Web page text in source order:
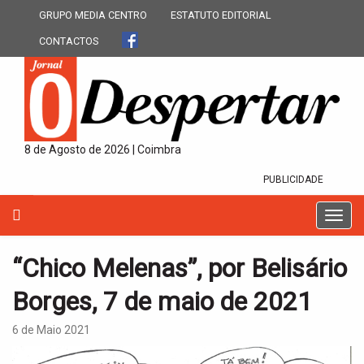
GRUPO MEDIA CENTRO ESTATUTO EDITORIAL
CONTACTOS
8 de Agosto de 2026 | Coimbra
PUBLICIDADE
T
o
g
“Chico Melenas”, por Belisário
Borges, 7 de maio de 2021
6 de Maio 2021